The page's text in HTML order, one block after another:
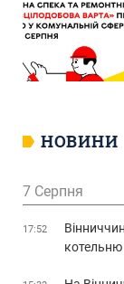
НОВИНИ
7 Серпня
17:52